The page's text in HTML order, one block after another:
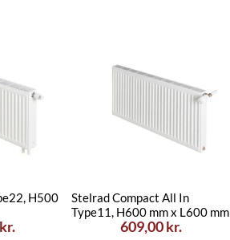
H500
Stelrad Compact All In
Type11, H600 mm x L600 mm
609,00 kr.